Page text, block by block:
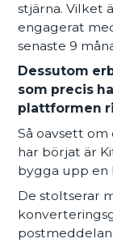
stjärna. Vilket
engagerat
senaste 9
Dessutom
som precis
plattformen
Så oavsett
har börjat är
bygga upp en
De stoltserar